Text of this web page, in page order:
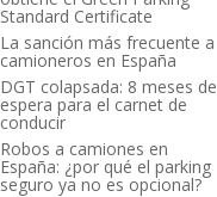
Standard Certificate
La sanción más frecuente a
camioneros en España
DGT colapsada: 8 meses de
espera para el carnet de
conducir
Robos a camiones en
España: ¿por qué el parking
seguro ya no es opcional?